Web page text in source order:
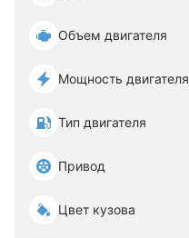
Объем двигателя
Мощность двигателя
Тип двигателя
Привод
Цвет кузова